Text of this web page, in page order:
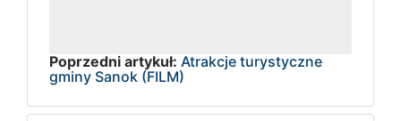
Poprzedni artykuł: Atrakcje turystyczne
gminy Sanok (FILM)